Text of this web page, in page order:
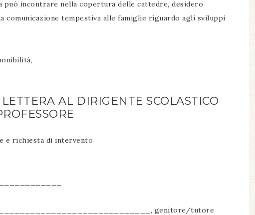
può incontrare nella copertura delle cattedre, desidero
comunicazione tempestiva alle famiglie riguardo agli sviluppi
AL DIRIGENTE SCOLASTICO
e richiesta di intervento
genitore/tutore